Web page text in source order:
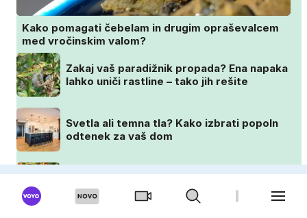
Kako pomagati čebelam in drugim opraševalcem
med vročinskim valom?
Zakaj vaš paradižnik propada? Ena napaka
lahko uniči rastline – tako jih rešite
Svetla ali temna tla? Kako izbrati popoln
odtenek za vaš dom
Posadite jih avgusta in cvetele bodo vse
do zime